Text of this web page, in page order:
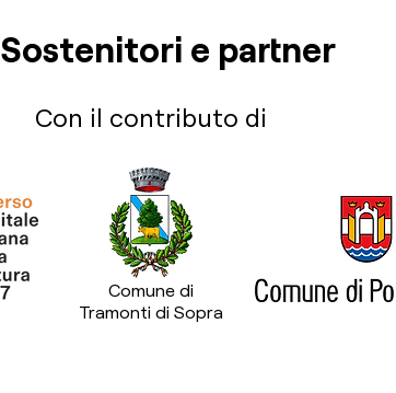
Sostenitori e partner
Con il contributo di
Comune di
Tramonti di Sopra